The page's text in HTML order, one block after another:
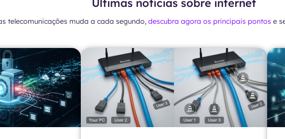
Últimas notícias sobre internet
telecomunicações muda a cada segundo, descubra agora os principais pontos e